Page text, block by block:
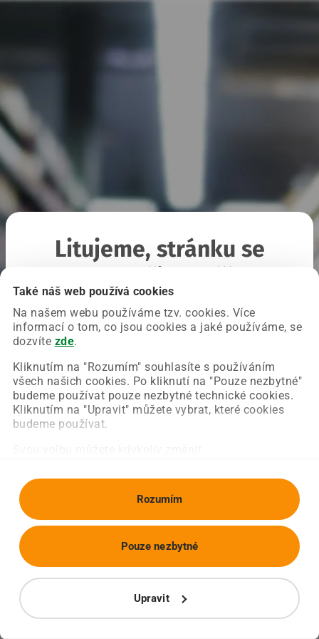
Také náš web používá cookies
Na našem webu používáme tzv. cookies. Více
informací o tom, co jsou cookies a jaké používáme, se
dozvíte zde.
Kliknutím na "Rozumím" souhlasíte s používáním
všech našich cookies. Po kliknutí na "Pouze nezbytné"
budeme používat pouze nezbytné technické cookies.
Kliknutím na "Upravit" můžete vybrat, které cookies
budeme používat.
Rozumím
Upravit
Pouze nezbytné
Litujeme, stránku se
Chyba nastala na naší straně a už ji opravujeme.
Zkuste prosím znovu načíst požadovanou stránku.
Obnovit stránku Úvodní strana